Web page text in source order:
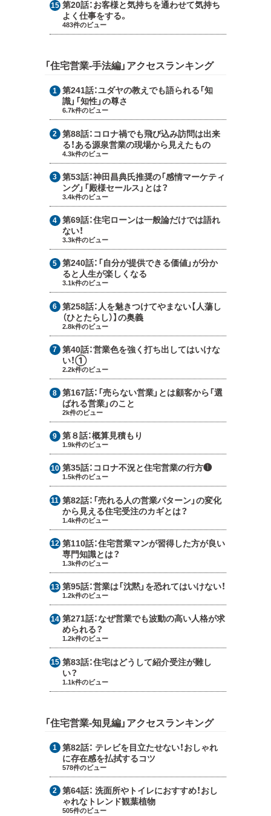
第20話：お客様と気持ちを通わせて気持ち
よく仕事をする。
483件のビュー
「住宅営業-手法編」アクセスランキング
第241話：ユダヤの教えでも語られる「知
識」「知性」の尊さ
6.7k件のビュー
第88話： コロナ禍でも飛び込み訪問は出来
る！ある源泉営業の現場から見えたもの
4.3k件のビュー
第53話：神田昌典氏推奨の「感情マーケティ
ング」「殿様セールス」とは？
3.4k件のビュー
第69話：住宅ローンは一般論だけでは語れ
ない！
3.3k件のビュー
第240話： 「自分が提供できる価値」が分か
ると人生が楽しくなる
3.1k件のビュー
第258話： 人を魅きつけてやまない【人蕩し
（ひとたらし）】の奥義
2.8k件のビュー
第40話：営業色を強く打ち出してはいけな
い！①
2.2k件のビュー
第167話： 「売らない営業」とは顧客から「選
ばれる営業」のこと
2k件のビュー
第８話：概算見積もり
1.9k件のビュー
第35話： コロナ不況と住宅営業の行方❶
1.5k件のビュー
第82話： 「売れる人の営業パターン」の変化
から見える住宅受注のカギとは？
1.4k件のビュー
第110話：住宅営業マンが習得した方が良い
専門知識とは？
1.3k件のビュー
第95話：営業は「沈黙」を恐れてはいけない！
1.2k件のビュー
第271話：なぜ営業でも波動の高い人格が求
められる？
1.2k件のビュー
第83話：住宅はどうして紹介受注が難し
い？
1.1k件のビュー
「住宅営業-知見編」アクセスランキング
第82話： テレビを目立たせない！おしゃれ
に存在感を払拭するコツ
578件のビュー
第64話：洗面所やトイレにおすすめ！おし
ゃれなトレンド観葉植物
505件のビュー